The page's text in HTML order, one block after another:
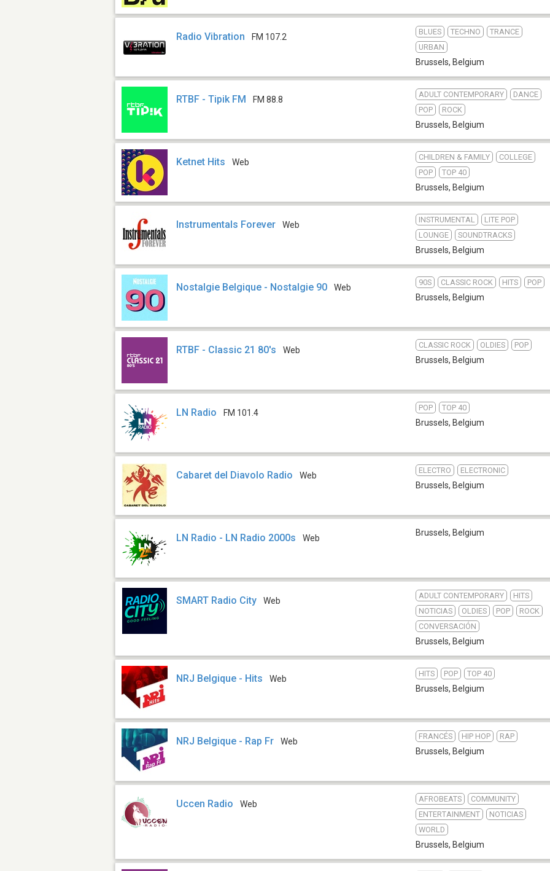
Radio Vibration FM 107.2
BLUES TECHNO
TRANCE
URBAN
Brussels, Belgium
RTBF - Tipik FM FM 88.8
ADULT CONTEMPORARY
DANCE
POP
ROCK
Brussels, Belgium
Ketnet Hits Web
CHILDREN & FAMILY
COLLEGE
POP
TOP 40
Brussels, Belgium
Instrumentals Forever Web
INSTRUMENTAL
LITE POP
LOUNGE
SOUNDTRACKS
Brussels, Belgium
Nostalgie Belgique - Nostalgie 90 Web
90S CLASSIC ROCK HITS POP
Brussels, Belgium
RTBF - Classic 21 80's Web
CLASSIC ROCK OLDIES POP
Brussels, Belgium
LN Radio FM 101.4
POP TOP 40
Brussels, Belgium
Cabaret del Diavolo Radio Web
ELECTRO ELECTRONIC
Brussels, Belgium
LN Radio - LN Radio 2000s Web
Brussels, Belgium
SMART Radio City Web
ADULT CONTEMPORARY
HITS
NOTICIAS
OLDIES POP
ROCK
CONVERSACIÓN
Brussels, Belgium
NRJ Belgique - Hits Web
HITS POP TOP 40
Brussels, Belgium
NRJ Belgique - Rap Fr Web
FRANCÉS HIP HOP RAP
Brussels, Belgium
Uccen Radio Web
AFROBEATS
COMMUNITY
ENTERTAINMENT
NOTICIAS
WORLD
Brussels, Belgium